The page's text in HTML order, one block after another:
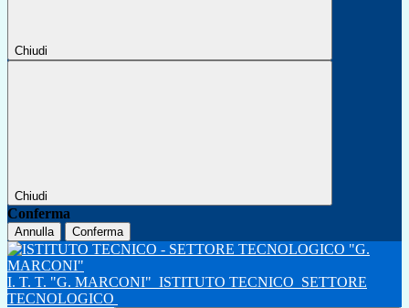
Chiudi
Chiudi
Conferma
Annulla Conferma
I. T. T. "G. MARCONI" ISTITUTO TECNICO SETTORE
TECNOLOGICO